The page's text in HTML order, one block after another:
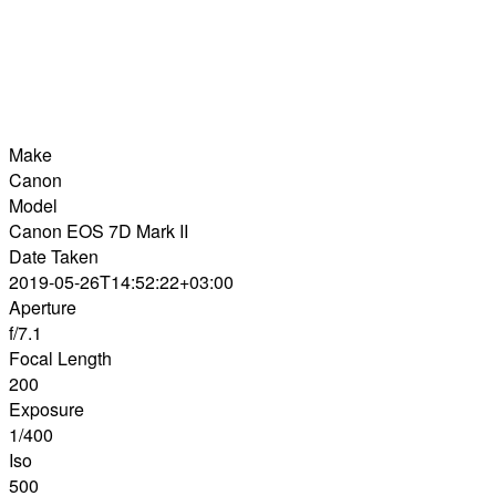
Make
Canon
Model
Canon EOS 7D Mark II
Date Taken
2019-05-26T14:52:22+03:00
Aperture
f/7.1
Focal Length
200
Exposure
1/400
Iso
500